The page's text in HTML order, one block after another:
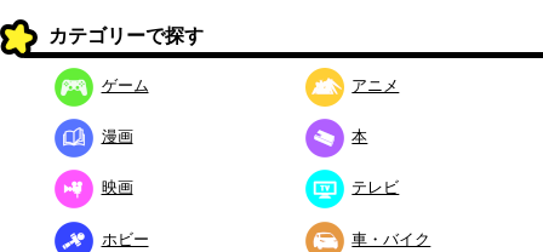
カテゴリーで探す
ゲーム アニメ
漫画 本
映画 テレビ
ホビー 車・バイク